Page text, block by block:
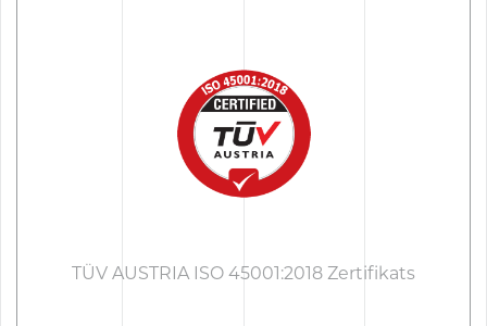
TÜV AUSTRIA ISO 45001:2018 Zertifikats